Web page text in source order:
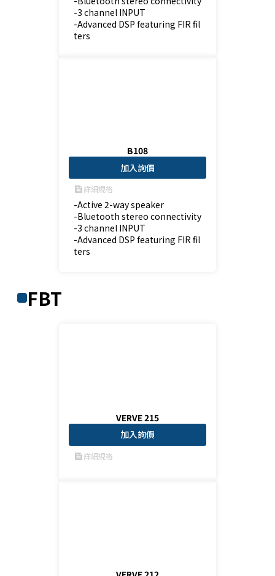
-3 channel INPUT
-Advanced DSP featuring FIR fil
ters
B108
加入詢價
feed詳細規格
-Active 2-way speaker
-Bluetooth stereo connectivity
-3 channel INPUT
-Advanced DSP featuring FIR fil
ters
FBT
VERVE 215
加入詢價
feed詳細規格